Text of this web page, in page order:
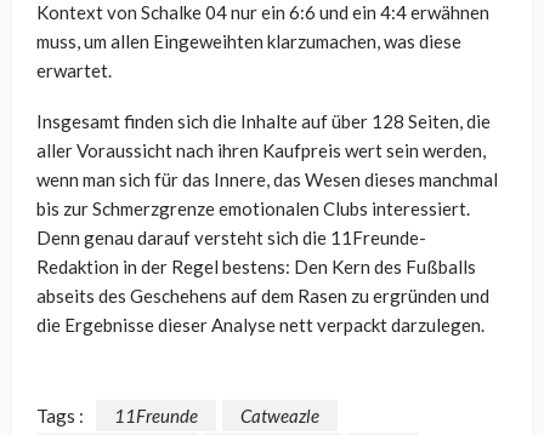
Kontext von Schalke 04 nur ein 6:6 und ein 4:4 erwähnen
muss, um allen Eingeweihten klarzumachen, was diese
erwartet.
Insgesamt finden sich die Inhalte auf über 128 Seiten, die
aller Voraussicht nach ihren Kaufpreis wert sein werden,
wenn man sich für das Innere, das Wesen dieses manchmal
bis zur Schmerzgrenze emotionalen Clubs interessiert.
Denn genau darauf versteht sich die 11Freunde-
Redaktion in der Regel bestens: Den Kern des Fußballs
abseits des Geschehens auf dem Rasen zu ergründen und
die Ergebnisse dieser Analyse nett verpackt darzulegen.
Tags : 11Freunde
Catweazle